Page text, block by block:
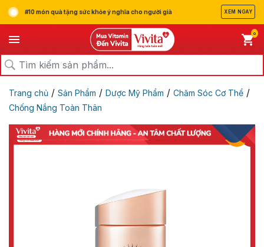
#10 món quà tặng sức khỏe ý nghĩa cho người già XEM NGAY
0
Trang chủ / Sản Phẩm / Dược Mỹ Phẩm / Chăm Sóc Cơ Thể /
Chống Nắng Toàn Thân